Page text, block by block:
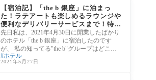
【宿泊記】「the b 銀座」に泊まっ
た！ラテアートも楽しめるラウンジや
便利なデリバリーサービスまで！特に
気に入ったサービスを紹介します
先日私は、2021年4月30日に開業したばかり
のホテル「the b 銀座」に宿泊したのです
が、 私の知ってる"the b"グループはどこへ
行ホテル
2021年5月27日